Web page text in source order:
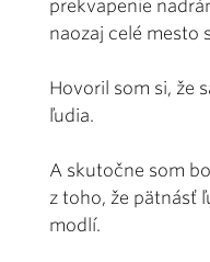
prekvapenie
naozaj celé mesto
Hovoril som si, že
ľudia.
A skutočne som
z toho, že pätnásť
modlí.